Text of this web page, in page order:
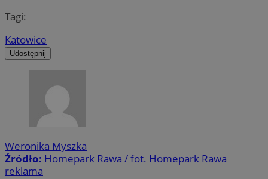
Tagi:
Katowice
Udostępnij
Weronika Myszka
Źródło: Homepark Rawa / fot. Homepark Rawa
reklama